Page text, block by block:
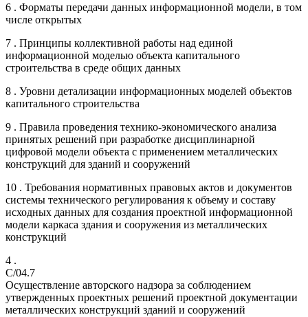
6 . Форматы передачи данных информационной модели, в том
числе открытых
7 . Принципы коллективной работы над единой
информационной моделью объекта капитального
строительства в среде общих данных
8 . Уровни детализации информационных моделей объектов
капитального строительства
9 . Правила проведения технико-экономического анализа
принятых решений при разработке дисциплинарной
цифровой модели объекта с применением металлических
конструкций для зданий и сооружений
10 . Требования нормативных правовых актов и документов
системы технического регулирования к объему и составу
исходных данных для создания проектной информационной
модели каркаса здания и сооружения из металлических
конструкций
4 .
C/04.7
Осуществление авторского надзора за соблюдением
утвержденных проектных решений проектной документации
металлических конструкций зданий и сооружений